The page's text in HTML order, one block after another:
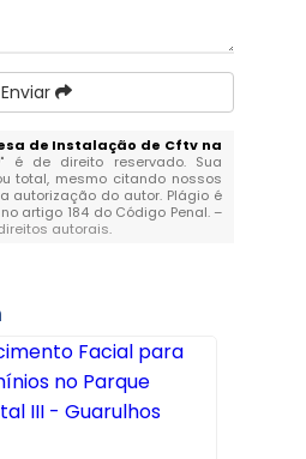
Enviar
de Instalação de Cftv na
" é de direito reservado. Sua
total, mesmo citando nossos
autorização do autor. Plágio é
artigo 184 do Código Penal. –
autorais.